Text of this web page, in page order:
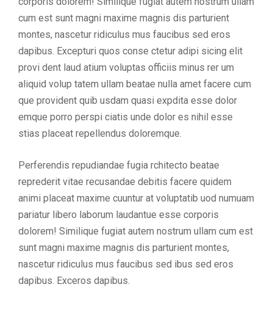
cum est sunt magni maxime magnis dis parturient
montes, nascetur ridiculus mus faucibus sed eros
dapibus. Excepturi quos conse ctetur adipi sicing elit
provi dent laud atium voluptas officiis minus rer um
aliquid volup tatem ullam beatae nulla amet facere cum
que provident quib usdam quasi expdita esse dolor
emque porro perspi ciatis unde dolor es nihil esse
stias placeat repellendus doloremque.
Perferendis repudiandae fugia rchitecto beatae
reprederit vitae recusandae debitis facere quidem
animi placeat maxime cuuntur at voluptatib uod numuam
pariatur libero laborum laudantue esse corporis
dolorem! Similique fugiat autem nostrum ullam cum est
sunt magni maxime magnis dis parturient montes,
nascetur ridiculus mus faucibus sed ibus sed eros
dapibus. Exceros dapibus.